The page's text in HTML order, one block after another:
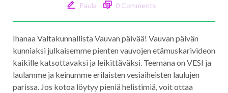
Paula
0 Comments
Ihanaa Valtakunnallista Vauvan päivää! Vauvan päivän
kunniaksi julkaisemme pienten vauvojen etämuskarivideon
kaikille katsottavaksi ja leikittäväksi. Teemana on VESI ja
laulamme ja keinumme erilaisten vesiaiheisten laulujen
parissa. Jos kotoa löytyy pieniä helistimiä, voit ottaa